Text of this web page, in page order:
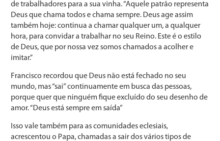
de trabalhadores para a sua vinha. “Aquele patrão representa
Deus que chama todos e chama sempre. Deus age assim
também hoje: continua a chamar qualquer um, a qualquer
hora, para convidar a trabalhar no seu Reino. Este é o estilo
de Deus, que por nossa vez somos chamados a acolher e
imitar.”
Francisco recordou que Deus não está fechado no seu
mundo, mas “sai” continuamente em busca das pessoas,
porque quer que ninguém fique excluído do seu desenho de
amor. “Deus está sempre em saída”
Isso vale também para as comunidades eclesiais,
acrescentou o Papa, chamadas a sair dos vários tipos de